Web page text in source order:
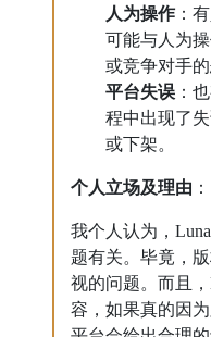
人为操作：
可能与人为
或竞争对手的
平台失误 ：
程中出现了
或下架。
个人立场及理由 ：
我个人认为，
题有关。毕竟，
视的问题。而且
容，如果真的因